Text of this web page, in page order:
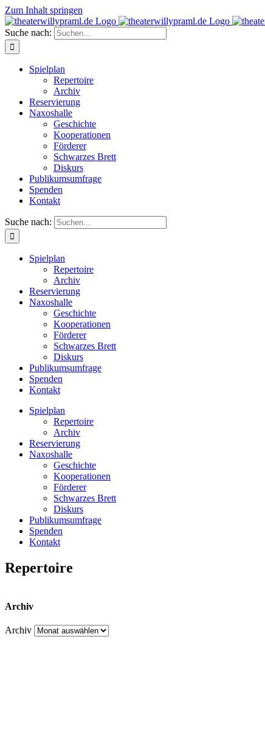
Zum Inhalt springen
Suche nach:
Spielplan
Repertoire
Archiv
Reservierung
Naxoshalle
Geschichte
Kooperationen
Förderer
Schwarzes Brett
Diskurs
Publikumsumfrage
Spenden
Kontakt
Suche nach:
Spielplan
Repertoire
Archiv
Reservierung
Naxoshalle
Geschichte
Kooperationen
Förderer
Schwarzes Brett
Diskurs
Publikumsumfrage
Spenden
Kontakt
Spielplan
Repertoire
Archiv
Reservierung
Naxoshalle
Geschichte
Kooperationen
Förderer
Schwarzes Brett
Diskurs
Publikumsumfrage
Spenden
Kontakt
Repertoire
Archiv
Archiv